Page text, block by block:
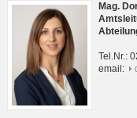
Mag.
Tel.Nr.:
email: